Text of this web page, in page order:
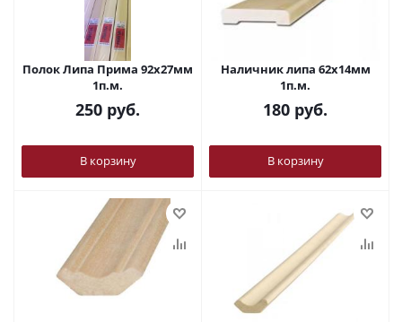
Полок Липа Прима 92х27мм
1п.м.
250 руб.
В корзину
Наличник липа 62х14мм
1п.м.
180 руб.
В корзину